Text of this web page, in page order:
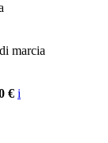
marcia
€ i